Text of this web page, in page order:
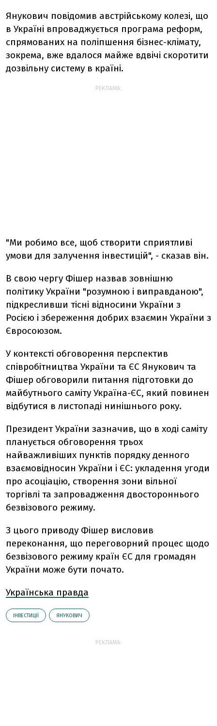
Янукович повідомив австрійському колезі, що
в Україні впроваджується програма реформ,
спрямованих на поліпшення бізнес-клімату,
зокрема, вже вдалося майже вдвічі скоротити
дозвільну систему в країні.
РЕКЛАМА:
"Ми робимо все, щоб створити сприятливі
умови для залучення інвестицій", - сказав він.
В свою чергу Фішер назвав зовнішню
політику України "розумною і виправданою",
підкресливши тісні відносини України з
Росією і збереження добрих взаємин України з
Євросоюзом.
У контексті обговорення перспектив
співробітництва України та ЄС Янукович та
Фішер обговорили питання підготовки до
майбутнього саміту Україна-ЄС, який повинен
відбутися в листопаді нинішнього року.
Президент України зазначив, що в ході саміту
планується обговорення трьох
найважливіших пунктів порядку денного
взаємовідносин України і ЄС: укладення угоди
про асоціацію, створення зони вільної
торгівлі та запровадження двостороннього
безвізового режиму.
З цього приводу Фішер висловив
переконання, що переговорний процес щодо
безвізового режиму країн ЄС для громадян
України може бути почато.
Українська правда
ІНВЕСТИЦІЇ ЯНУКОВИЧ
РЕКЛАМА: